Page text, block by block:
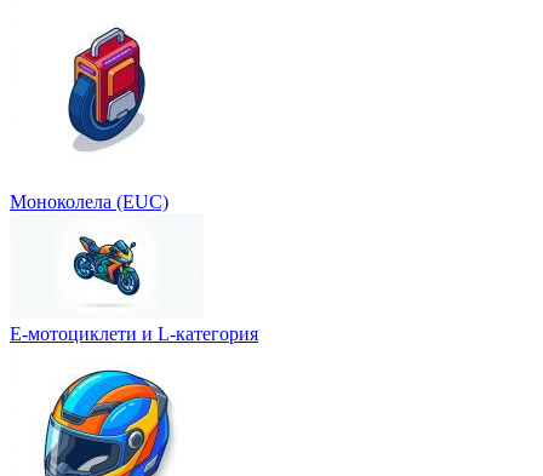
Моноколела (EUC)
Е-мотоциклети и L-категория